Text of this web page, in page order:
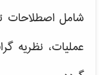
شامل
عملیات، نظریه